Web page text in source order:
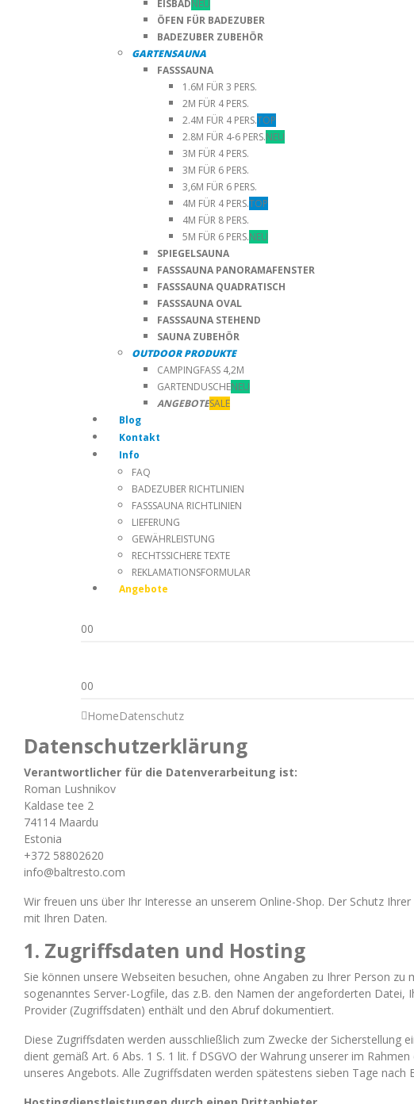
EISBADNEU
ÖFEN FÜR BADEZUBER
BADEZUBER ZUBEHÖR
GARTENSAUNA
FASSSAUNA
1.6M FÜR 3 PERS.
2M FÜR 4 PERS.
2.4M FÜR 4 PERS.TOP
2.8M FÜR 4-6 PERS.NEU
3M FÜR 4 PERS.
3M FÜR 6 PERS.
3,6M FÜR 6 PERS.
4M FÜR 4 PERS.TOP
4M FÜR 8 PERS.
5M FÜR 6 PERS.NEU
SPIEGELSAUNA
FASSSAUNA PANORAMAFENSTER
FASSSAUNA QUADRATISCH
FASSSAUNA OVAL
FASSSAUNA STEHEND
SAUNA ZUBEHÖR
OUTDOOR PRODUKTE
CAMPINGFASS 4,2M
GARTENDUSCHENEU
ANGEBOTESALE
Blog
Kontakt
Info
FAQ
BADEZUBER RICHTLINIEN
FASSSAUNA RICHTLINIEN
LIEFERUNG
GEWÄHRLEISTUNG
RECHTSSICHERE TEXTE
REKLAMATIONSFORMULAR
Angebote
00
00
HomeDatenschutz
Datenschutzerklärung
Verantwortlicher für die Datenverarbeitung ist:
Roman Lushnikov
Kaldase tee 2
74114 Maardu
Estonia
+372 58802620
info@baltresto.com
Wir freuen uns über Ihr Interesse an unserem Online-Shop. Der Schutz
mit Ihren Daten.
1. Zugriffsdaten und Hosting
Sie können unsere Webseiten besuchen, ohne Angaben zu Ihrer Person
sogenanntes Server-Logfile, das z.B. den Namen der angeforderten
Provider (Zugriffsdaten) enthält und den Abruf dokumentiert.
Diese Zugriffsdaten werden ausschließlich zum Zwecke der Sicherstellung
dient gemäß Art. 6 Abs. 1 S. 1 lit. f DSGVO der Wahrung unserer im
unseres Angebots. Alle Zugriffsdaten werden spätestens sieben Tage nach